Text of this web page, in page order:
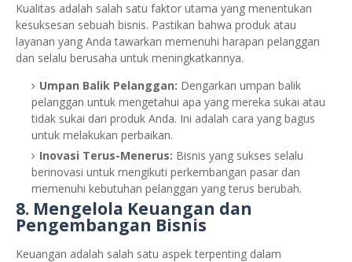
Kualitas adalah salah satu faktor utama yang menentukan
kesuksesan sebuah bisnis. Pastikan bahwa produk atau
layanan yang Anda tawarkan memenuhi harapan pelanggan
dan selalu berusaha untuk meningkatkannya.
Umpan Balik Pelanggan: Dengarkan umpan balik
pelanggan untuk mengetahui apa yang mereka sukai atau
tidak sukai dari produk Anda. Ini adalah cara yang bagus
untuk melakukan perbaikan.
Inovasi Terus-Menerus: Bisnis yang sukses selalu
berinovasi untuk mengikuti perkembangan pasar dan
memenuhi kebutuhan pelanggan yang terus berubah.
8. Mengelola Keuangan dan
Pengembangan Bisnis
Keuangan adalah salah satu aspek terpenting dalam